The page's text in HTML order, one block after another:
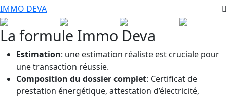
IMMO DEVA
La formule Immo Deva
Estimation: une estimation réaliste est cruciale pour
une transaction réussie.
Composition du dossier complet: Certificat de
prestation énergétique, attestation d’électricité,